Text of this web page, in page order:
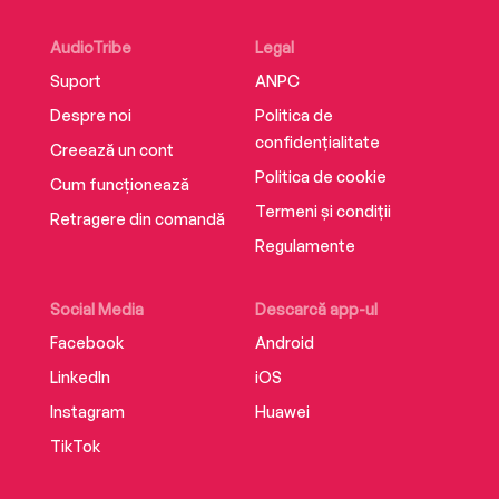
AudioTribe
Suport
Despre noi
Creează un cont
Cum funcționează
Retragere din comandă
Social Media
Facebook
LinkedIn
Instagram
TikTok
Descarcă app-ul
Android
iOS
Huawei
Legal
ANPC
Politica de
confidențialitate
Politica de cookie
Termeni și condiții
Regulamente